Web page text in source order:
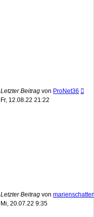
Letzter Beitrag von ProNet36
Fr, 12.08.22 21:22
Letzter Beitrag von
Mi, 20.07.22 9:35